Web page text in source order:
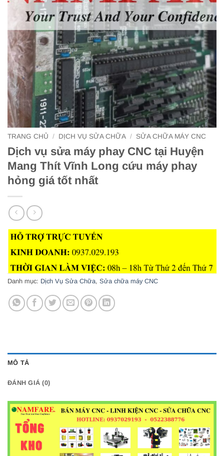
TRANG CHỦ / DỊCH VỤ SỬA CHỮA / SỬA CHỮA MÁY CNC
Dịch vụ sửa máy phay CNC tại Huyện
Mang Thít Vĩnh Long cứu máy phay
hỏng giá tốt nhất
Danh mục: Dịch Vụ Sửa Chữa, Sửa chữa máy CNC
MÔ TẢ
ĐÁNH GIÁ (0)